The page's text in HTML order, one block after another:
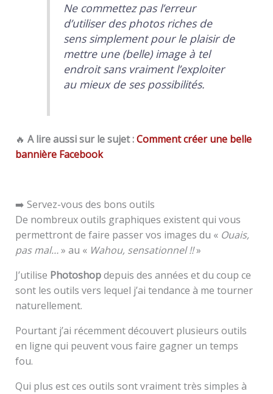
Ne commettez pas l’erreur
d’utiliser des photos riches de
sens simplement pour le plaisir de
mettre une (belle) image à tel
endroit sans vraiment l’exploiter
au mieux de ses possibilités.
🔥 A lire aussi sur le sujet :Comment créer une belle
bannière Facebook
➡️ Servez-vous des bons outils
De nombreux outils graphiques existent qui vous
permettront de faire passer vos images du « Ouais,
pas mal…» au « Wahou, sensationnel !!»
J’utilise Photoshopdepuis des années et du coup ce
sont les outils vers lequel j’ai tendance à me tourner
naturellement.
Pourtant j’ai récemment découvert plusieurs outils
en ligne qui peuvent vous faire gagner un temps
fou.
Qui plus est ces outils sont vraiment très simples à